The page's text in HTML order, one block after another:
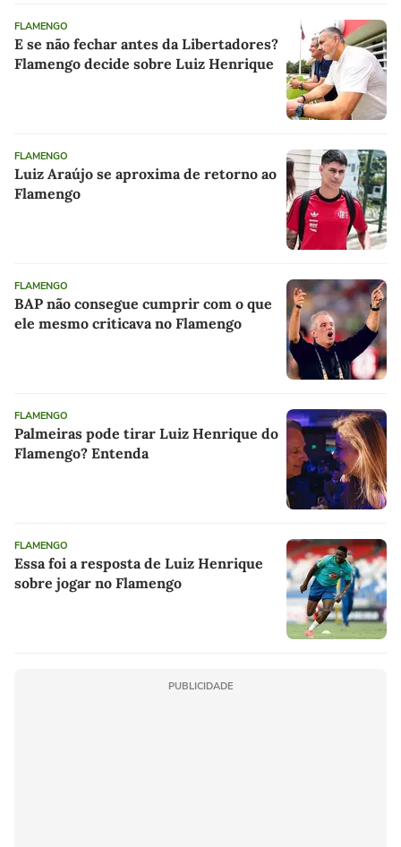
FLAMENGO
E se não fechar antes da Libertadores?
Flamengo decide sobre Luiz Henrique
FLAMENGO
Luiz Araújo se aproxima de retorno ao
Flamengo
FLAMENGO
BAP não consegue cumprir com o que
ele mesmo criticava no Flamengo
FLAMENGO
Palmeiras pode tirar Luiz Henrique do
Flamengo? Entenda
FLAMENGO
Essa foi a resposta de Luiz Henrique
sobre jogar no Flamengo
PUBLICIDADE